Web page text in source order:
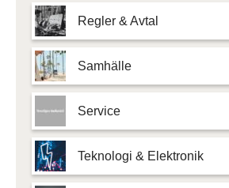
Regler & Avtal
Samhälle
Service
Teknologi & Elektronik